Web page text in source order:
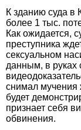
К зданию суда в
более 1 тыс.
Как ожидается,
преступника
сексуальном
данным, в руках
снимал мучения
будет
признает себя
обвинения.